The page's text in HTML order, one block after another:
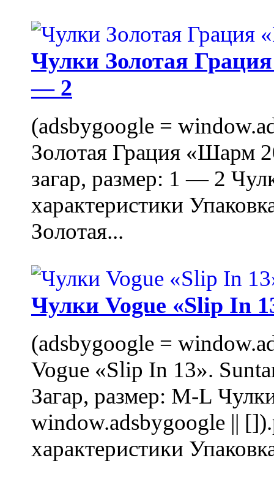
Чулки Золотая
— 2
(adsbygoogle =
Золотая Грация «Шарм
загар, размер: 1 — 2
характеристики
Золотая...
Чулки Vogue «Slip In
(adsbygoogle =
Vogue «Slip In 13».
Загар, размер: M-L
window.adsbygoogle ||
характеристики